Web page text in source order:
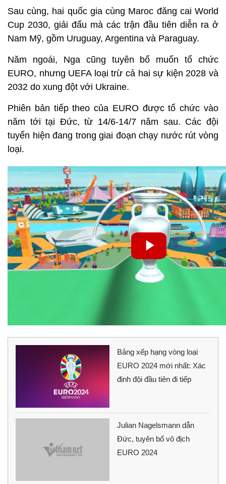
Sau cùng, hai quốc gia cùng Maroc đăng cai World
Cup 2030, giải đấu mà các trận đầu tiên diễn ra ở
Nam Mỹ, gồm Uruguay, Argentina và Paraguay.
Năm ngoái, Nga cũng tuyên bố muốn tổ chức
EURO, nhưng UEFA loại trừ cả hai sự kiện 2028 và
2032 do xung đột với Ukraine.
Phiên bản tiếp theo của EURO được tổ chức vào
năm tới tại Đức, từ 14/6-14/7 năm sau. Các đội
tuyển hiện đang trong giai đoạn chạy nước rút vòng
loại.
Bảng xếp hạng vòng loại
EURO 2024 mới nhất: Xác
định đội đầu tiên đi tiếp
Julian Nagelsmann dẫn
Đức, tuyên bố vô địch
EURO 2024